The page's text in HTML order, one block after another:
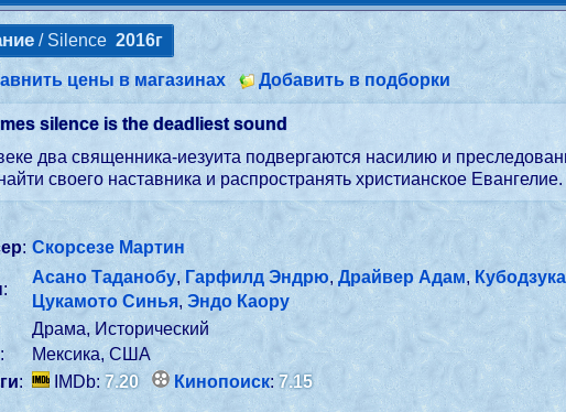
/ Silence2016г
цены в магазинах Добавить в подборки
silence is the deadliest sound
два священника-иезуита подвергаются насилию и
своего наставника и распространять христианское Евангелие.
: Скорсезе Мартин
:
Асано Таданобу, Гарфилд Эндрю,Драйвер Адам,
Цукамото Синья,Эндо Каору
Драма, Исторический
:
Мексика, США
: IMDb:7.20 Кинопоиск:7.15